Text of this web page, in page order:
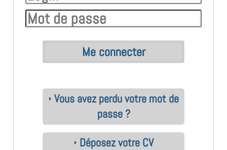
Vous avez perdu votre mot de
passe ?
Déposez votre CV